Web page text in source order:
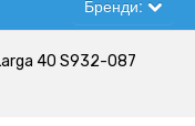
Бренди:
40 S932-087